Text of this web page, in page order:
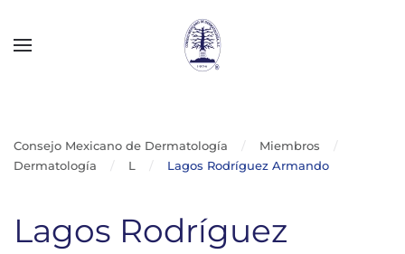
Consejo Mexicano de Dermatología
Miembros
Dermatología
L Lagos Rodríguez Armando
Lagos Rodríguez